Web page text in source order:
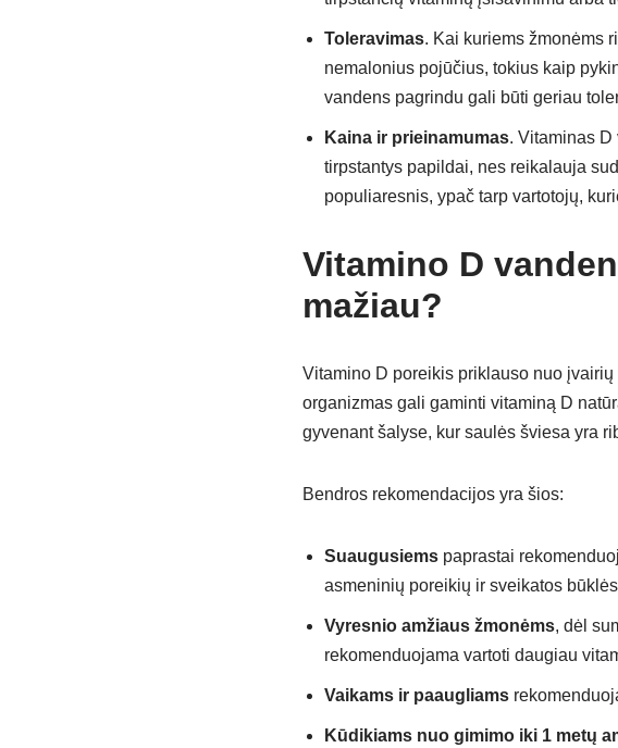
Toleravimas. Kai kuriems žmonėms
nemalonius pojūčius, tokius kaip
vandens pagrindu gali būti geriau
Kaina ir prieinamumas. Vitaminas D
tirpstantys papildai, nes reikalauja
populiaresnis, ypač tarp vartotojų,
Vitamino D
mažiau?
Vitamino D poreikis priklauso nuo
organizmas gali gaminti vitaminą D
gyvenant šalyse, kur saulės šviesa yra
Bendros rekomendacijos yra šios:
Suaugusiemspaprastai
asmeninių poreikių ir sveikatos
Vyresnio amžiaus žmonėms, dėl
rekomenduojama vartoti daugiau
Vaikams ir paaugliams
Kūdikiams nuo gimimo iki 1 metų